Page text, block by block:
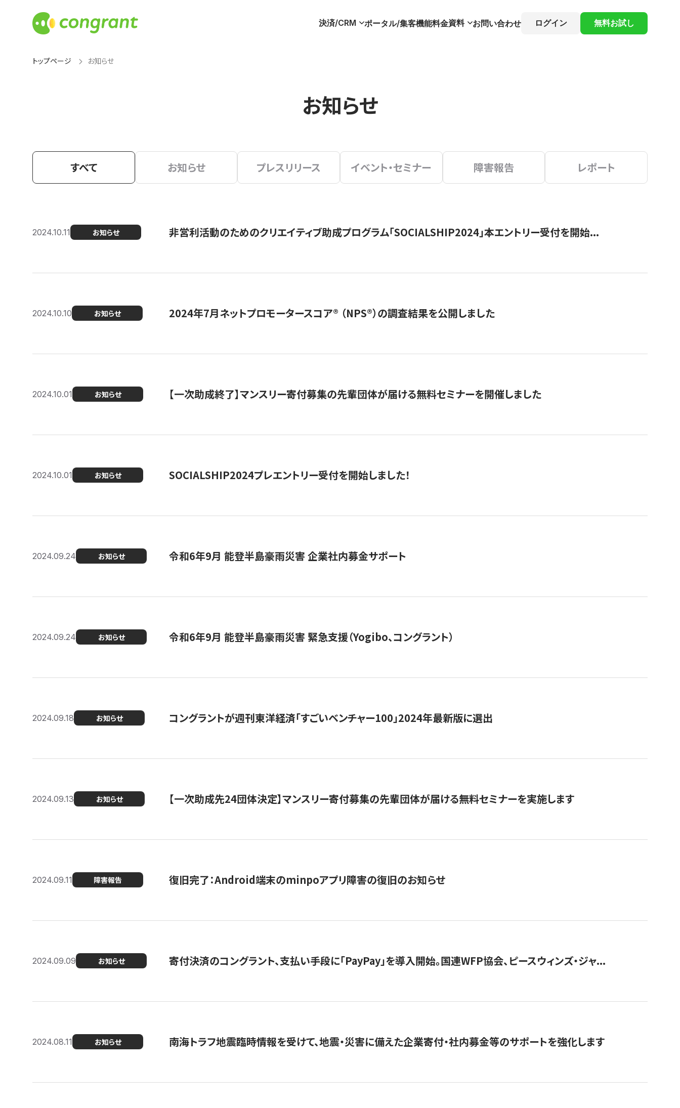
決済/CRM ポータル/集客機能料金資料 お問い合わせ ログイン 無料お試し
トップページ お知らせ
お知らせ
すべて お知らせ プレスリリース イベント・セミナー 障害報告 レポート
2024.10.11 お知らせ 非営利活動のためのクリエイティブ助成プログラム「SOCIALSHIP2024」本エントリー受付を開始...
2024.10.10 お知らせ 2024年7月ネットプロモータースコア®︎ （NPS®︎）の調査結果を公開しました
2024.10.01 お知らせ 【一次助成終了】マンスリー寄付募集の先輩団体が届ける無料セミナーを開催しました
2024.10.01 お知らせ SOCIALSHIP2024プレエントリー受付を開始しました！
2024.09.24 お知らせ 令和6年9月 能登半島豪雨災害 企業社内募金サポート
2024.09.24 お知らせ 令和6年9月 能登半島豪雨災害 緊急支援（Yogibo、コングラント）
2024.09.18 お知らせ コングラントが週刊東洋経済「すごいベンチャー100」2024年最新版に選出
2024.09.13 お知らせ 【一次助成先24団体決定】マンスリー寄付募集の先輩団体が届ける無料セミナーを実施します
2024.09.11 障害報告 復旧完了：Android端末のminpoアプリ障害の復旧のお知らせ
2024.09.09 お知らせ 寄付決済のコングラント、支払い手段に「PayPay」を導入開始。国連WFP協会、ピースウィンズ・ジャ...
2024.08.11 お知らせ 南海トラフ地震臨時情報を受けて、地震・災害に備えた企業寄付・社内募金等のサポートを強化します